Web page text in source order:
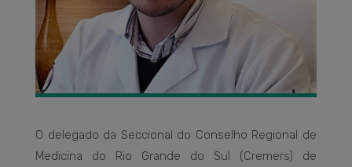
O delegado da Seccional do Conselho Regional de
Medicina do Rio Grande do Sul (Cremers) de